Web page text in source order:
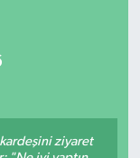
ziyaret